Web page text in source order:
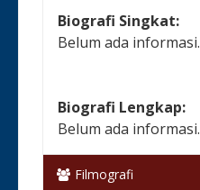
Biografi Singkat:
Belum ada informasi.
Biografi Lengkap:
Belum ada informasi.
Filmografi